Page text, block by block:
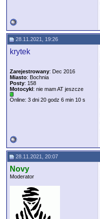
28.11.2021, 19:26
krytek
Zarejestrowany: Dec 2016
Miasto: Bochnia
Posty: 158
Motocykl: nie mam AT jeszcze
Online: 3 dni 20 godz 6 min 10 s
28.11.2021, 20:07
Novy
Moderator